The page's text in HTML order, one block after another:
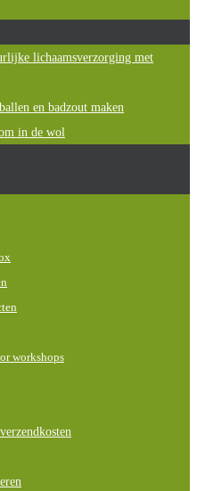
lichaamsverzorging met
en badzout maken
in de wol
workshops